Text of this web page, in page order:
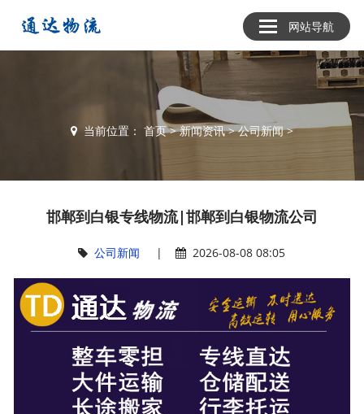
网站导航
当前位置： 首页>新闻资讯>公司新闻>
邯郸到白银专线物流|邯郸到白银物流公司
公司新闻 | 2026-08-08 08:05